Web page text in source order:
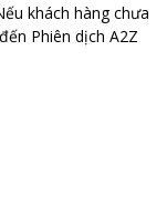
khách hàng chưa
Phiên dịch A2Z